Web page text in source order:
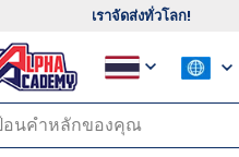
เราจัดส่งทั่วโลก!